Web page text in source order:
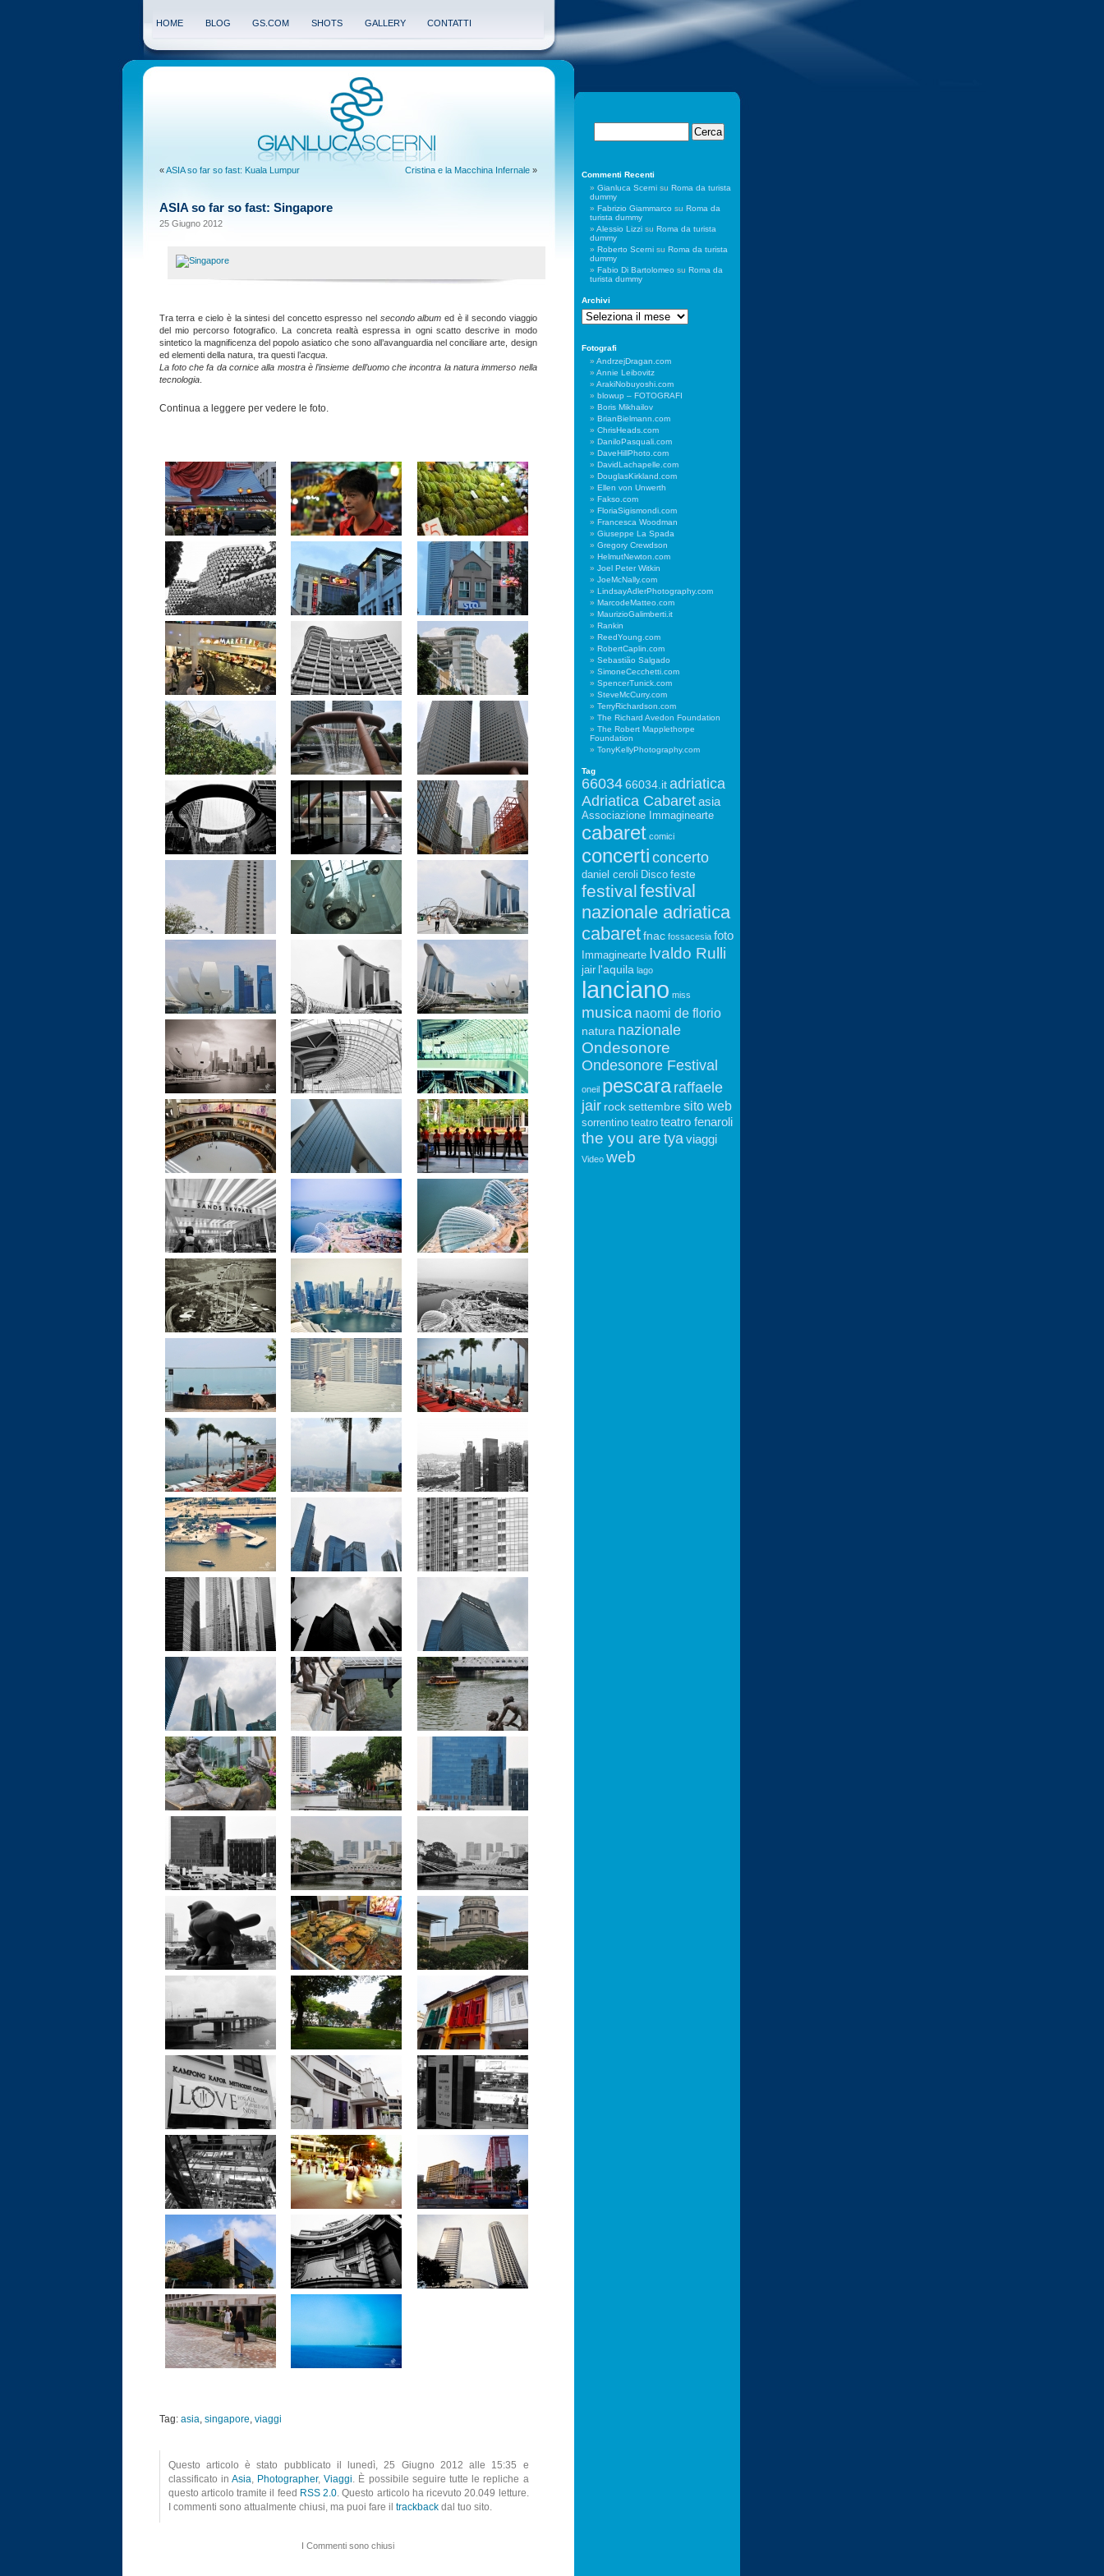
HOME BLOG GS.COM SHOTS GALLERY CONTATTI
«ASIA so far so fast: Kuala Lumpur Cristina e la Macchina Infernale»
ASIA so far so fast: Singapore
25 Giugno 2012
Tra terra e cielo è la sintesi del concetto espresso nel secondo album ed è il secondo viaggio
del mio percorso fotografico. La concreta realtà espressa in ogni scatto descrive in modo
sintetico la magnificenza del popolo asiatico che sono all’avanguardia nel conciliare arte, design
ed elementi della natura, tra questi l’acqua.
La foto che fa da cornice alla mostra è l’insieme dell’uomo che incontra la natura immerso nella
tecnologia.
Continua a leggere per vedere le foto.
Tag: asia singapore viaggi
Questo articolo è stato pubblicato il lunedì, 25 Giugno 2012 alle 15:35 e
classificato in Asia Photographer,Viaggi
. È possibile seguire tutte le repliche a
questo articolo tramite il feed RSS 2.0 . Questo articolo ha ricevuto 20.049 letture.
I commenti sono attualmente chiusi, ma puoi fare il trackbackdal tuo sito.
I Commenti sono chiusi
Commenti Recenti
Gianluca Scernisu Roma da turista
dummy
Fabrizio Giammarco su Roma da
turista dummy
Alessio Lizzisu Roma da turista
dummy
Roberto Scernisu Roma da turista
dummy
Fabio Di Bartolomeo su Roma da
turista dummy
Archivi
Archivi
Fotografi
AndrzejDragan.com
Annie Leibovitz
ArakiNobuyoshi.com
blowup – FOTOGRAFI
Boris Mikhailov
BrianBielmann.com
ChrisHeads.com
DaniloPasquali.com
DaveHillPhoto.com
DavidLachapelle.com
DouglasKirkland.com
Ellen von Unwerth
Fakso.com
FloriaSigismondi.com
Francesca Woodman
Giuseppe La Spada
Gregory Crewdson
HelmutNewton.com
Joel Peter Witkin
JoeMcNally.com
LindsayAdlerPhotography.com
MarcodeMatteo.com
MaurizioGalimberti.it
Rankin
ReedYoung.com
RobertCaplin.com
Sebastião Salgado
SimoneCecchetti.com
SpencerTunick.com
SteveMcCurry.com
TerryRichardson.com
The Richard Avedon Foundation
The Robert Mapplethorpe
Foundation
TonyKellyPhotography.com
Tag
66034 66034.it adriatica
Adriatica Cabaret asia
Associazione Immaginearte
cabaret comici
concerti concerto
daniel ceroli Disco feste
festivalfestival
nazionale adriatica
cabaret fnac fossacesia foto
Immaginearte Ivaldo Rulli
jair l'aquila lago
lanciano miss
musica naomi de florio
natura nazionale
Ondesonore
Ondesonore Festival
oneil pescara raffaele
jair rock settembre sito web
sorrentino teatro teatro fenaroli
the you are tya viaggi
Video web